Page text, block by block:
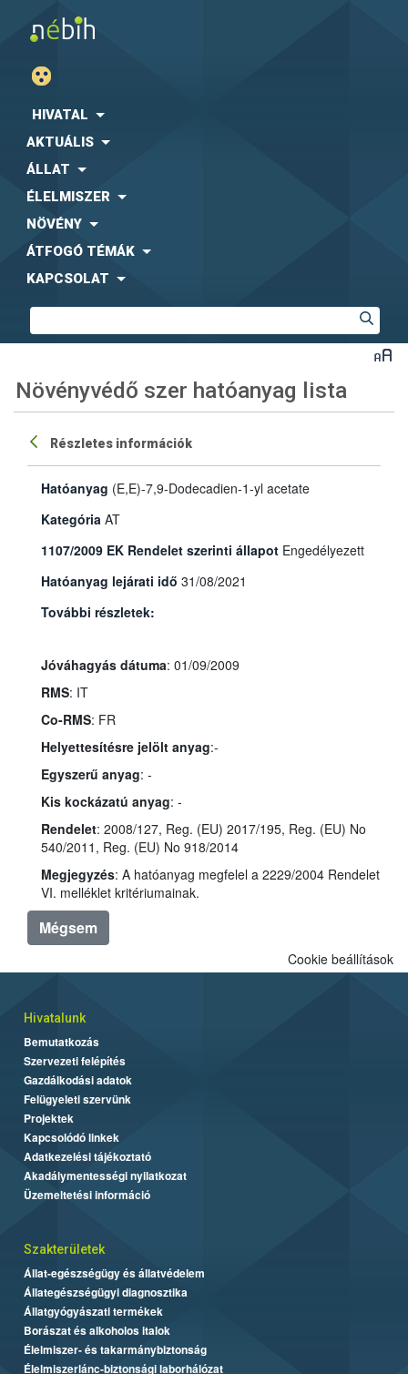
HIVATAL
AKTUÁLIS
ÁLLAT
ÉLELMISZER
NÖVÉNY
ÁTFOGÓ TÉMÁK
KAPCSOLAT
Növényvédő szer hatóanyag lista
Részletes információk
Hatóanyag (E,E)-7,9-Dodecadien-1-yl acetate
Kategória AT
1107/2009 EK Rendelet szerinti állapot Engedélyezett
Hatóanyag lejárati idő 31/08/2021
További részletek:
Jóváhagyás dátuma: 01/09/2009
RMS: IT
Co-RMS: FR
Helyettesítésre jelölt anyag:-
Egyszerű anyag: -
Kis kockázatú anyag: -
Rendelet: 2008/127, Reg. (EU) 2017/195, Reg. (EU) No
540/2011, Reg. (EU) No 918/2014
Megjegyzés: A hatóanyag megfelel a 2229/2004 Rendelet
VI. melléklet kritériumainak.
Mégsem
Cookie beállítások
Hivatalunk
Bemutatkozás
Szervezeti felépítés
Gazdálkodási adatok
Felügyeleti szervünk
Projektek
Kapcsolódó linkek
Adatkezelési tájékoztató
Akadálymentességi nyilatkozat
Üzemeltetési információ
Szakterületek
Állat-egészségügy és állatvédelem
Állategészségügyi diagnosztika
Állatgyógyászati termékek
Borászat és alkoholos italok
Élelmiszer- és takarmánybiztonság
Élelmiszerlánc-biztonsági laborhálózat